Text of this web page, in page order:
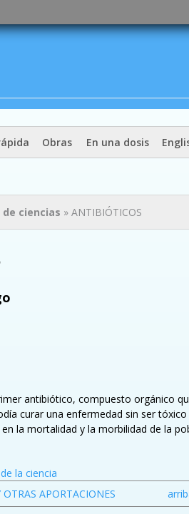
contenido
principal
Obras En una dosis
ciencias » ANTIBIÓTICOS
antibiótico, compuesto orgánico
curar una enfermedad sin ser
la mortalidad y la morbilidad de la
la ciencia
APORTACIONES